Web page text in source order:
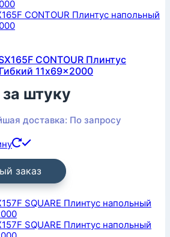
CONTOUR Плинтус
11x69x2000
за штуку
доставка: По запросу
заказ